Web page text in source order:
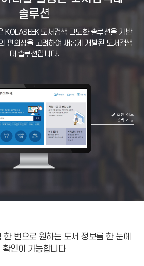
솔루션
KOLASEEK 도서검색 고도화 솔루션을 기반
편의성을 고려하여 새롭게 개발된 도서검색
대 솔루션입니다.
한 번으로 원하는 도서 정보를 한 눈에
확인이 가능합니다